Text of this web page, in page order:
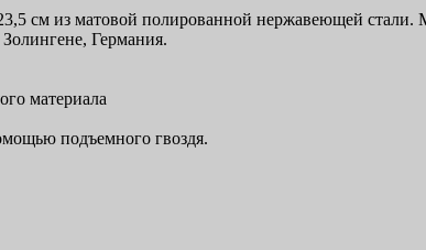
см из матовой полированной нержавеющей стали.
Германия.
материала
подъемного гвоздя.